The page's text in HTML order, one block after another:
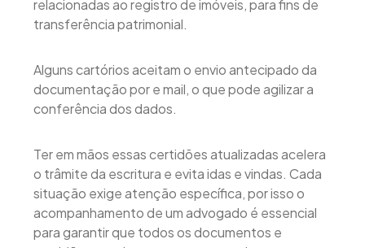
relacionadas ao registro de imóveis, para fins de
transferência patrimonial.
Alguns cartórios aceitam o envio antecipado da
documentação por e mail, o que pode agilizar a
conferência dos dados.
Ter em mãos essas certidões atualizadas acelera
o trâmite da escritura e evita idas e vindas. Cada
situação exige atenção específica, por isso o
acompanhamento de um advogado é essencial
para garantir que todos os documentos e